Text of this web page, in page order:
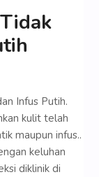
Infus Putih.
kulit telah
maupun infus..
keluhan
diklinik di